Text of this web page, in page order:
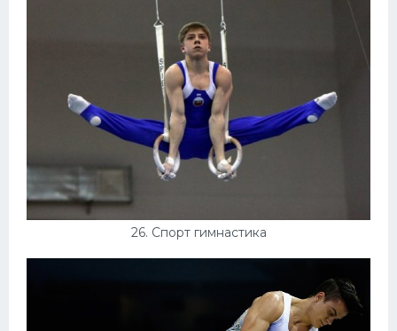
26. Спорт гимнастика